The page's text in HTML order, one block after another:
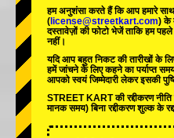
हम अनुशंसा करते हैं कि आप हमारे
( license@streetkart.com) के
दस्तावेज़ों की फोटो भेजें ताकि हम
नहीं।
यदि आप बहुत निकट की तारीखों के
हमें जांचने के लिए कहने का पर्याप्त
आपको स्वयं जिम्मेदारी लेकर इसकी
STREET KART की रद्दीकरण
मानक समय) बिना रद्दीकरण शुल्क के